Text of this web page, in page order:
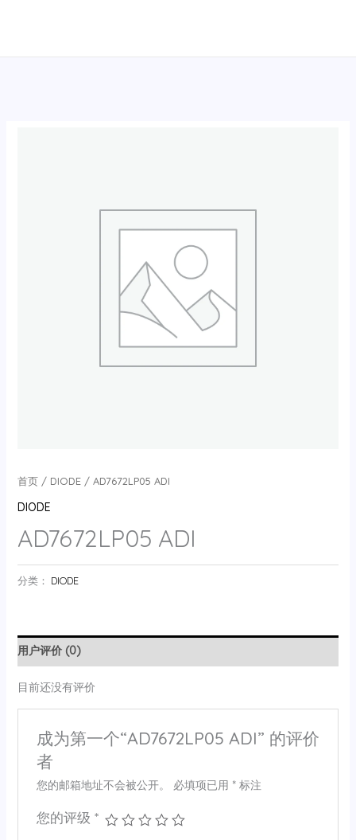
首页/ DIODE/ AD7672LP05 ADI
DIODE
AD7672LP05 ADI
分类： DIODE
用户评价 (0)
目前还没有评价
成为第一个“AD7672LP05 ADI” 的评价
者
您的邮箱地址不会被公开。 必填项已用 *标注
您的评级 *